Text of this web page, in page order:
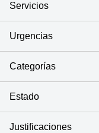
Servicios
Urgencias
Categorías
Estado
Justificaciones